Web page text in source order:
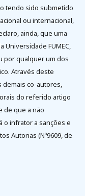
tendo sido submetido
ou internacional,
ainda, que uma
Universidade FUMEC,
por qualquer um dos
Através deste
demais co-autores,
do referido artigo
de que a não
o infrator a sanções e
Autorias (Nº9609, de